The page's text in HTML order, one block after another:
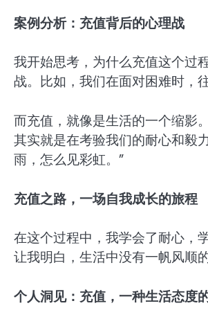
案例分析：充值背后的心理战
我开始思考，为什么充值这个过
战。比如，我们在面对困难时，
而充值，就像是生活的一个缩影
其实就是在考验我们的耐心和毅
雨，怎么见彩虹。”
充值之路，一场自我成长的旅程
在这个过程中，我学会了耐心，
让我明白，生活中没有一帆风顺
个人洞见：充值，一种生活态度